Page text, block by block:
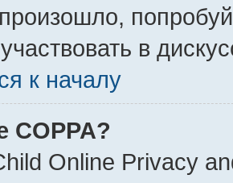
в
к началу
COPPA?
Online Privacy